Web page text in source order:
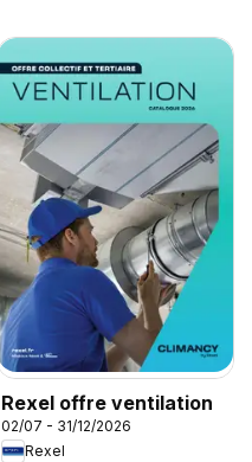
Rexel offre ventilation
02/07 - 31/12/2026
Rexel